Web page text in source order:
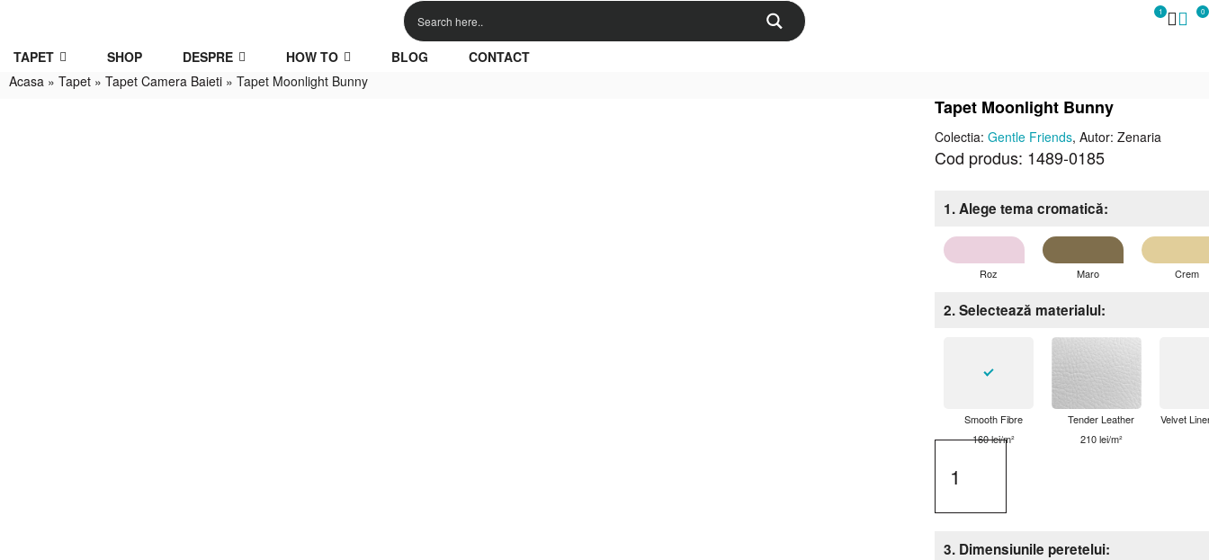
1 0
TAPET SHOP DESPRE HOW TO BLOG
CONTACT
Acasa » Tapet » Tapet Camera Baieti » Tapet Moonlight Bunny
Tapet Moonlight Bunny
Colectia:Gentle Friends, Autor: Zenaria
Cod produs: 1489-0185
1. Alege tema cromatică
Roz Maro Crem
2. Selectează materialul
Smooth Fibre
160 lei/m²
Tender Leather
210 lei/m²
Velvet
3. Dimensiunile peretelui: